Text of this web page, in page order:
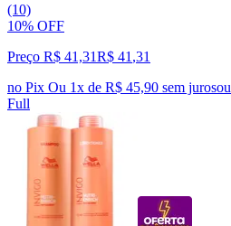
(10)
10% OFF
Preço R$ 41,31R$ 41 ,31
no Pix Ou 1x de R$ 45,90 sem jurosou
Full